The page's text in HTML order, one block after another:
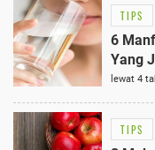
TIPS
6
Yang
lewat 4
TIPS